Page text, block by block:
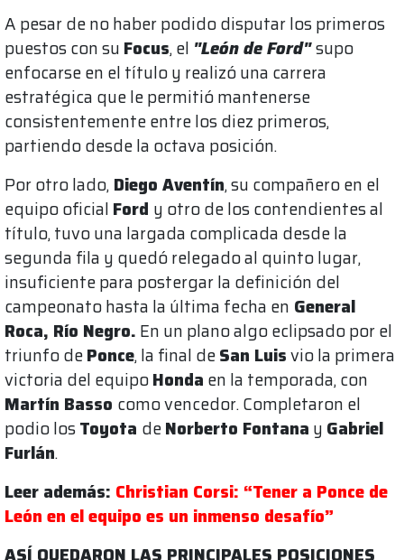
A pesar de no haber podido disputar los primeros
puestos con su Focus, el "León de Ford"supo
enfocarse en el título y realizó una carrera
estratégica que le permitió mantenerse
consistentemente entre los diez primeros,
partiendo desde la octava posición.
Por otro lado, Diego Aventín, su compañero en el
equipo oficial Ford y otro de los contendientes al
título, tuvo una largada complicada desde la
segunda fila y quedó relegado al quinto lugar,
insuficiente para postergar la definición del
campeonato hasta la última fecha en General
Roca, Río Negro. En un plano algo eclipsado por el
triunfo dePonce, la final deSan Luisvio la primera
victoria del equipoHonda en la temporada, con
Martín Basso como vencedor. Completaron el
podio losToyota deNorberto Fontana y Gabriel
Furlán.
Leer además: Christian Corsi: “Tener a Ponce de
León en el equipo es un inmenso desafío”